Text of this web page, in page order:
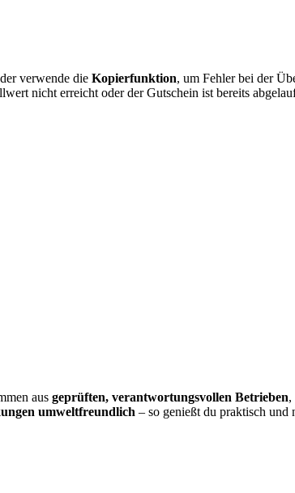
verwende die Kopierfunktion, um Fehler bei der
nicht erreicht oder der Gutschein ist bereits
aus geprüften, verantwortungsvollen Betrieben,
umweltfreundlich – so genießt du praktisch und